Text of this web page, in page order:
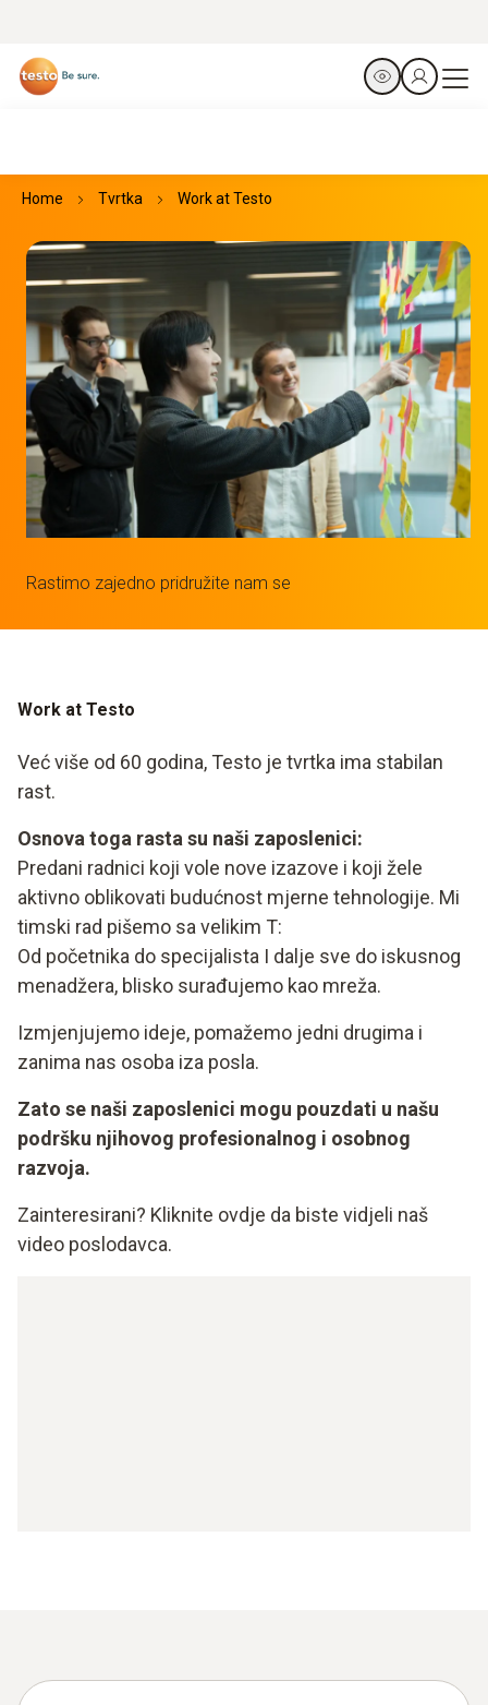
Home Tvrtka Work at Testo
Rastimo zajedno pridružite nam se
Work at Testo
Već više od 60 godina, Testo je tvrtka ima stabilan
rast.
Osnova toga rasta su naši zaposlenici:
Predani radnici koji vole nove izazove i koji žele
aktivno oblikovati budućnost mjerne tehnologije. Mi
timski rad pišemo sa velikim T:
Od početnika do specijalista I dalje sve do iskusnog
menadžera, blisko surađujemo kao mreža.
Izmjenjujemo ideje, pomažemo jedni drugima i
zanima nas osoba iza posla.
Zato se naši zaposlenici mogu pouzdati u našu
podršku njihovog profesionalnog i osobnog
razvoja.
Zainteresirani? Kliknite ovdje da biste vidjeli naš
video poslodavca.